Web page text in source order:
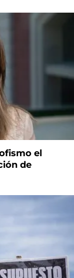
el
de